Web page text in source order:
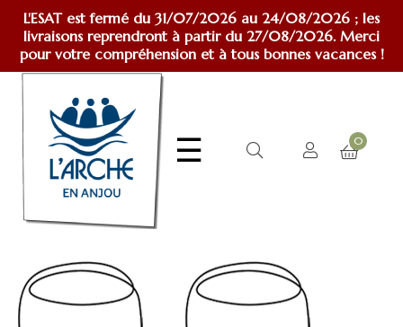
L'ESAT est fermé du 31/07/2026 au 24/08/2026 ; les
livraisons reprendront à partir du 27/08/2026. Merci
pour votre compréhension et à tous bonnes vacances !
Basculer
☰ 0